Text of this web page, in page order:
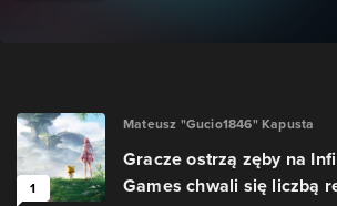
1
Mateusz "Gucio1846" Kapusta
Gracze ostrzą zęby na
Games chwali się liczbą